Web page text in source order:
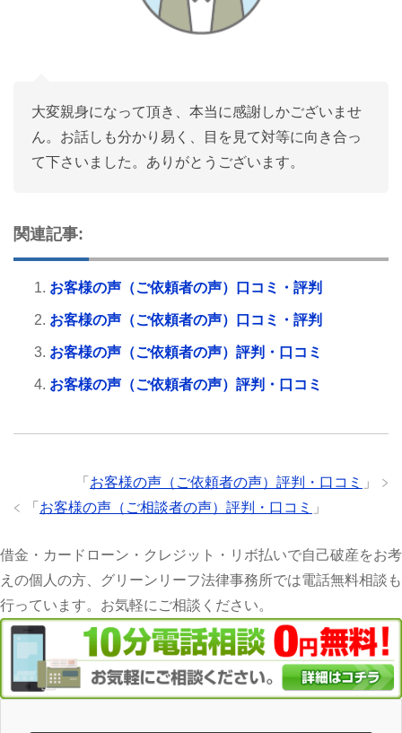
大変親身になって頂き、本当に感謝しかございませ
ん。お話しも分かり易く、目を見て対等に向き合っ
て下さいました。ありがとうございます。
関連記事:
お客様の声（ご依頼者の声）口コミ・評判
お客様の声（ご依頼者の声）口コミ・評判
お客様の声（ご依頼者の声）評判・口コミ
お客様の声（ご依頼者の声）評判・口コミ
「 お客様の声（ご依頼者の声）評判・口コミ
」
「 お客様の声（ご相談者の声）評判・口コミ 」
借金・カードローン・クレジット・リボ払いで自己破産をお考
えの個人の方、グリーンリーフ法律事務所では電話無料相談も
行っています。お気軽にご相談ください。